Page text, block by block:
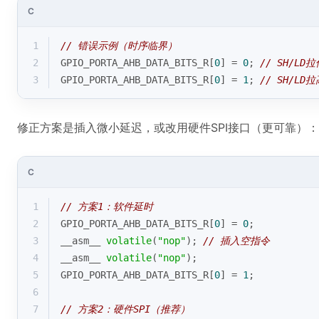
C
1
// 错误示例（时序临界）
2
GPIO_PORTA_AHB_DATA_BITS_R[0] = 0; // SH/LD拉
3
GPIO_PORTA_AHB_DATA_BITS_R[0] = 1 ; // SH/LD拉
修正方案是插入微小延迟，或改用硬件SPI接口（更可靠）：
C
1
// 方案1：软件延时
2
GPIO_PORTA_AHB_DATA_BITS_R[0] = 0;
3
__asm__ volatile( "nop") ; // 插入空指令
4
__asm__ volatile( "nop") ;
5
GPIO_PORTA_AHB_DATA_BITS_R[0] = 1 ;
6
7
// 方案2：硬件SPI（推荐）